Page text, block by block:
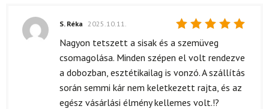
Értékelés:
S. Réka 2025.10.11.
Nagyon tetszett a sisak és a szemüveg
csomagolása. Minden szépen el volt rendezve
a dobozban, esztétikailag is vonzó. A szállítás
során semmi kár nem keletkezett rajta, és az
egész vásárlási élmény kellemes volt.!?